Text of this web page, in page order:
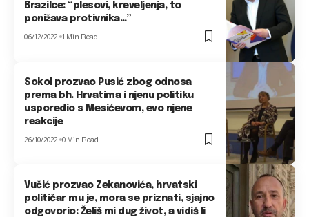
Brazilce: “plesovi, kreveljenja, to
ponižava protivnika…”
06/12/2022 1 Min Read
Sokol prozvao Pusić zbog odnosa
prema bh. Hrvatima i njenu politiku
usporedio s Mesićevom, evo njene
reakcije
26/10/2022 0 Min Read
Vučić prozvao Zekanovića, hrvatski
političar mu je, mora se priznati, sjajno
odgovorio: Želiš mi dug život, a vidiš li